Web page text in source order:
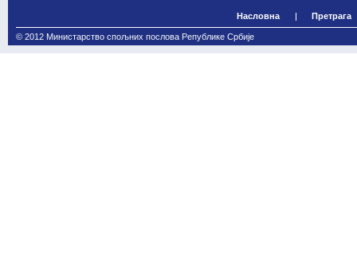
Насловна Претрага
© 2012 Министарство спољних послова Републике Србије